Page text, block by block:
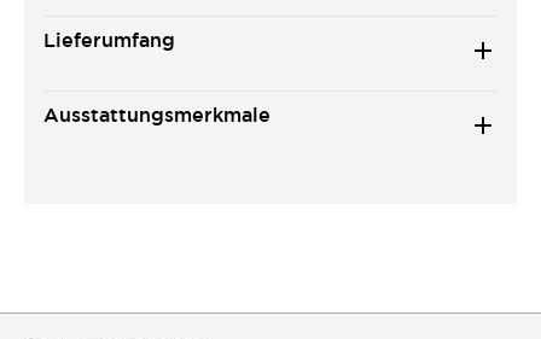
Lieferumfang
Ausstattungsmerkmale